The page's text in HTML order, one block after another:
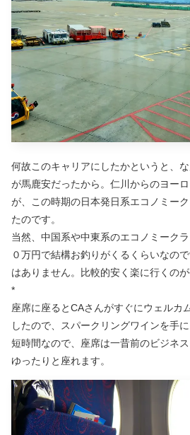
何故このキャリアにしたかというと、
が馬鹿安だったから。仁川からのヨー
が、この時期の日本発日系エコノミー
たのです。
当然、中国系や中東系のエコノミーク
０万円で結構お釣りがくるくらいなの
はありません。比較的安く楽に行くのが
*
座席に座るとCAさんがすぐにウェルカ
したので、スパークリングワインを手に
短時間なので、座席は一昔前のビジネ
ゆったりと座れます。